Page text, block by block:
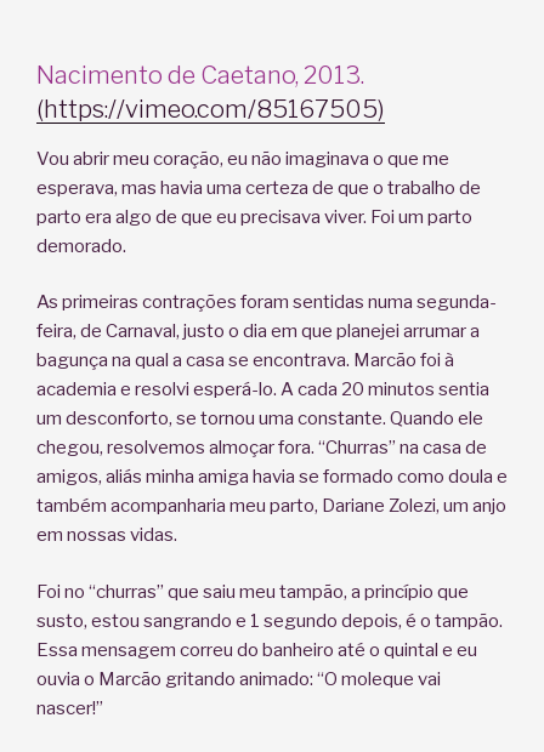
Nacimento de Caetano, 2013.
(https://vimeo.com/85167505)
Vou abrir meu coração, eu não imaginava o que me
esperava, mas havia uma certeza de que o trabalho de
parto era algo de que eu precisava viver. Foi um parto
demorado.
As primeiras contrações foram sentidas numa segunda-
feira, de Carnaval, justo o dia em que planejei arrumar a
bagunça na qual a casa se encontrava. Marcão foi à
academia e resolvi esperá-lo. A cada 20 minutos sentia
um desconforto, se tornou uma constante. Quando ele
chegou, resolvemos almoçar fora. “Churras” na casa de
amigos, aliás minha amiga havia se formado como doula e
também acompanharia meu parto, Dariane Zolezi, um anjo
em nossas vidas.
Foi no “churras” que saiu meu tampão, a princípio que
susto, estou sangrando e 1 segundo depois, é o tampão.
Essa mensagem correu do banheiro até o quintal e eu
ouvia o Marcão gritando animado: “O moleque vai
nascer!”